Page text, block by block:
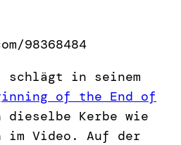
98368484
schlägt in seinem
of the End of
dieselbe Kerbe wie
im Video. Auf der